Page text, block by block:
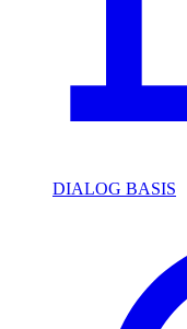
DIALOG BASIS